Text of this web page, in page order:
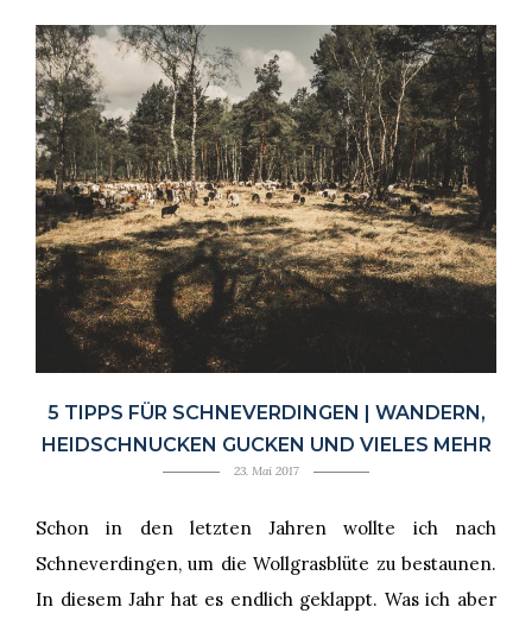
5 TIPPS FÜR SCHNEVERDINGEN | WANDERN,
HEIDSCHNUCKEN GUCKEN UND VIELES MEHR
23. Mai 2017
Schon in den letzten Jahren wollte ich nach
Schneverdingen, um die Wollgrasblüte zu bestaunen.
In diesem Jahr hat es endlich geklappt. Was ich aber